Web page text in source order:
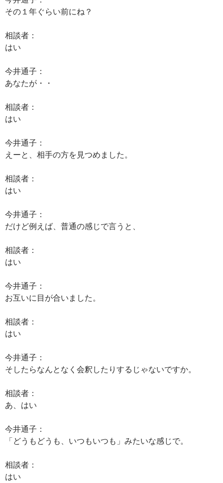
その１年ぐらい前にね？
相談者：
はい
今井通子：
あなたが・・
相談者：
はい
今井通子：
えーと、相手の方を見つめました。
相談者：
はい
今井通子：
だけど例えば、普通の感じで言うと、
相談者：
はい
今井通子：
お互いに目が合いました。
相談者：
はい
今井通子：
そしたらなんとなく会釈したりするじゃないですか。
相談者：
あ、はい
今井通子：
「どうもどうも、いつもいつも」みたいな感じで。
相談者：
はい